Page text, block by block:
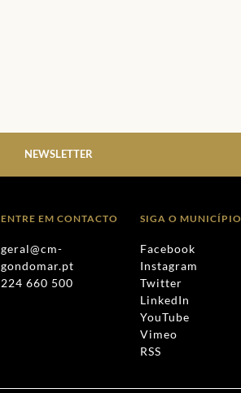
NEWSLETTER
ENTRE EM CONTACTO
geral@cm-
gondomar.pt
224 660 500
SIGA O MUNICÍPIO
Facebook
Instagram
Twitter
LinkedIn
YouTube
Vimeo
RSS